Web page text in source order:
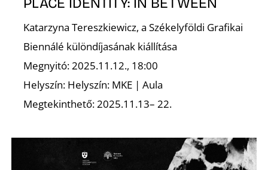
Katarzyna Tereszkiewicz, a Székelyföldi Grafikai
Biennálé különdíjasának kiállítása
Megnyitó: 2025.11.12., 18:00
Helyszín: Helyszín: MKE | Aula
Megtekinthető: 2025.11.13– 22.